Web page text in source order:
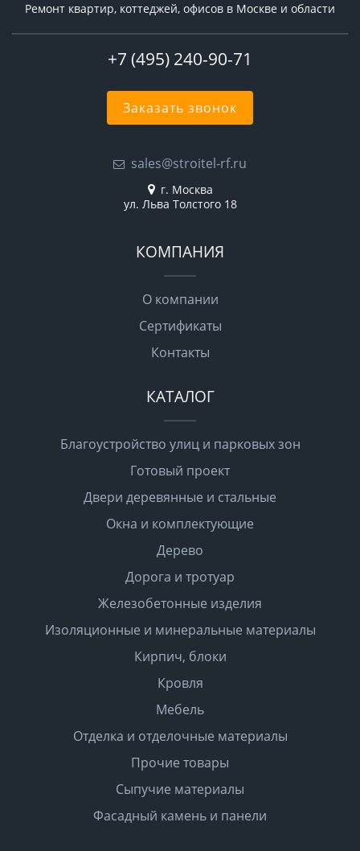
Ремонт квартир, коттеджей, офисов в Москве и области
+7 (495) 240-90-71
Заказать звонок
sales@stroitel-rf.ru
г. Москва
ул. Льва Толстого 18
КОМПАНИЯ
О компании
Сертификаты
Контакты
КАТАЛОГ
Благоустройство улиц и парковых зон
Готовый проект
Двери деревянные и стальные
Окна и комплектующие
Дерево
Дорога и тротуар
Железобетонные изделия
Изоляционные и минеральные материалы
Кирпич, блоки
Кровля
Мебель
Отделка и отделочные материалы
Прочие товары
Сыпучие материалы
Фасадный камень и панели